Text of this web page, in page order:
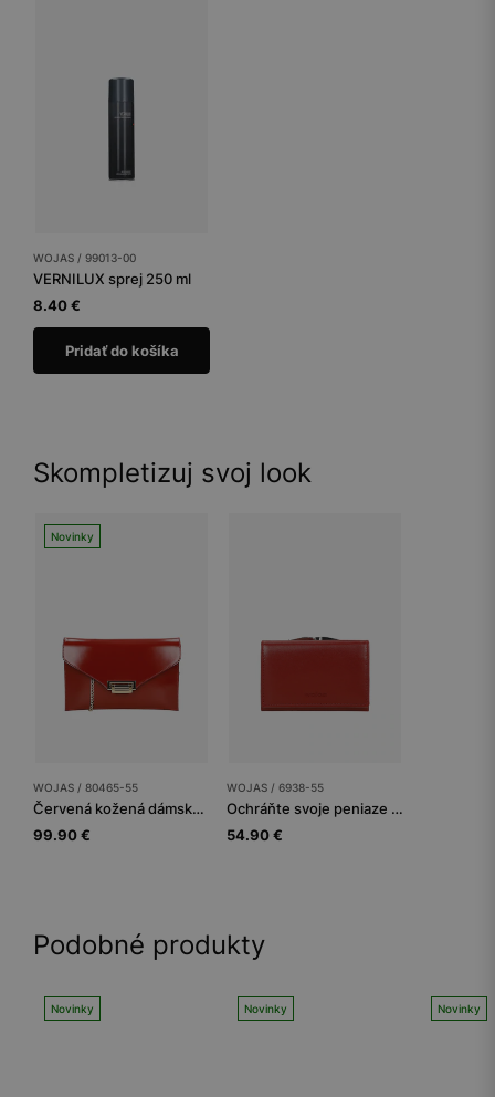
WOJAS / 99013-00
VERNILUX sprej 250 ml
8.40 €
Pridať do košíka
Skompletizuj svoj look
Novinky
WOJAS / 80465-55
Červená kožená dámska listová kabelka
99.90 €
WOJAS / 6938-55
Ochráňte svoje peniaze s červenou dámskou peňaženkou
54.90 €
Podobné produkty
Novinky Novinky Novinky